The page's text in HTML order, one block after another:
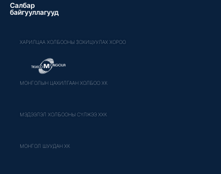
Салбар
байгууллагууд
ХАРИЛЦАА ХОЛБООНЫ ЗОХИЦУУЛАХ ХОРОО
МОНГОЛЫН ЦАХИЛГААН ХОЛБОО ХК
МЭДЭЭЛЭЛ ХОЛБООНЫ СҮЛЖЭЭ ХХК
МОНГОЛ ШУУДАН ХК